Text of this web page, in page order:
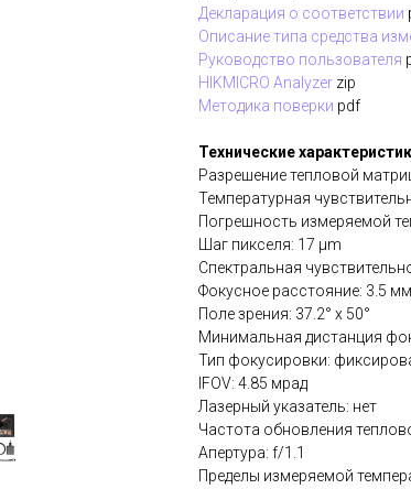
Декларация о соответствии
Описание типа средства
Руководство пользователя
HIKMICRO Analyzer zip
Методика поверки pdf
Технические
Разрешение тепловой
Температурная
Погрешность измеряемой
Шаг пикселя: 17 μm
Спектральная
Фокусное расстояние: 3.5 мм
Поле зрения: 37.2° х 50°
Минимальная дистанция
Тип фокусировки:
IFOV: 4.85 мрад
Лазерный указатель: нет
Частота обновления
Апертура: f/1.1
Пределы измеряемой